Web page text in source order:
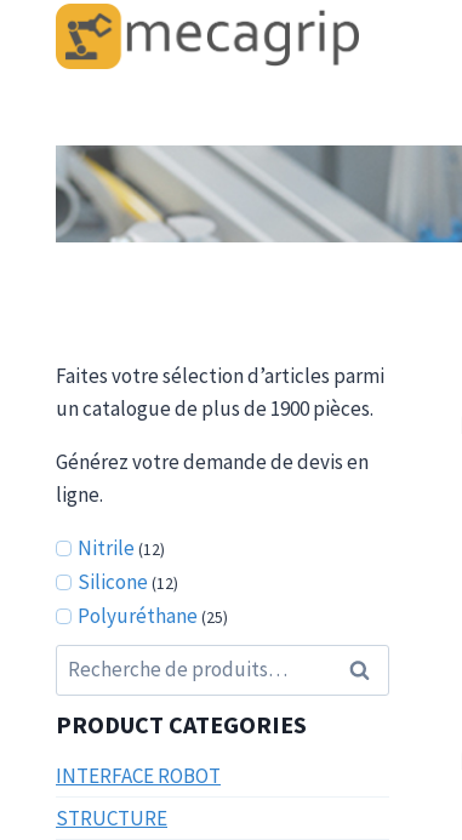
Faites votre sélection d’articles parmi
un catalogue de plus de 1900 pièces.
Générez votre demande de devis en
ligne.
Nitrile(12)
Silicone(12)
Polyuréthane(25)
Recherche
pour :
Recherche
PRODUCT CATEGORIES
INTERFACE ROBOT
STRUCTURE